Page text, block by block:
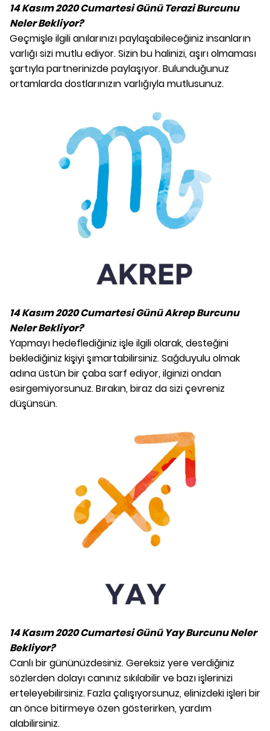
14 Kasım 2020 Cumartesi Günü Terazi Burcunu
Neler Bekliyor?
Geçmişle ilgili anılarınızı paylaşabileceğiniz insanların
varlığı sizi mutlu ediyor. Sizin bu halinizi, aşırı olmaması
şartıyla partnerinizde paylaşıyor. Bulunduğunuz
ortamlarda dostlarınızın varlığıyla mutlusunuz.
14 Kasım 2020 Cumartesi Günü Akrep Burcunu
Neler Bekliyor?
Yapmayı hedeflediğiniz işle ilgili olarak, desteğini
beklediğiniz kişiyi şımartabilirsiniz. Sağduyulu olmak
adına üstün bir çaba sarf ediyor, ilginizi ondan
esirgemiyorsunuz. Bırakın, biraz da sizi çevreniz
düşünsün.
14 Kasım 2020 Cumartesi Günü Yay Burcunu Neler
Bekliyor?
Canlı bir gününüzdesiniz. Gereksiz yere verdiğiniz
sözlerden dolayı canınız sıkılabilir ve bazı işlerinizi
erteleyebilirsiniz. Fazla çalışıyorsunuz, elinizdeki işleri bir
an önce bitirmeye özen gösterirken, yardım
alabilirsiniz.